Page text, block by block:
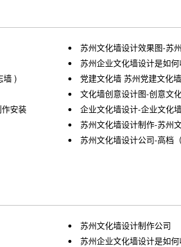
苏州文化墙设计效果图-苏
苏州企业文化墙设计是如
墙 )
党建文化墙 苏州党建文化
文化墙创意设计图-创意文
安装
企业文化墙设计-企业文化
苏州文化墙设计制作-苏州
苏州文化墙设计公司-高档
苏州文化墙设计制作公司
苏州企业文化墙设计是如